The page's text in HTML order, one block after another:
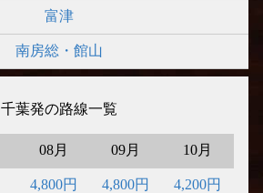
富津
南房総・館山
千葉発の路線一覧
08月 09月 10月
4,800円 4,800円 4,200円